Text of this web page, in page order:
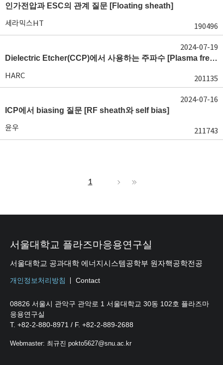
인가전압과 ESC의 관계 질문 [Floating sheath]
세라믹스HT 190496
Dielectric Etcher(CCP)에서 사용하는 주파수 [Plasma frequency 및 RF sheath]
HARC 201135
2024-07-19
ICP에서 biasing 질문 [RF sheath와 self bias]
윤우 211743
2024-07-16
1
서울대학교 플라즈마응용연구실
서울대학교 공과대학 에너지시스템공학부 원자핵공학전공
개인정보처리방침 Contact
08826 서울시 관악구 관악로 1 서울대학교 30동 102호 플라즈마
응용연구실
T. +82-2-880-8971 / F. +82-2-889-2688
Webmaster: 최규진 pokto5627@snu.ac.kr